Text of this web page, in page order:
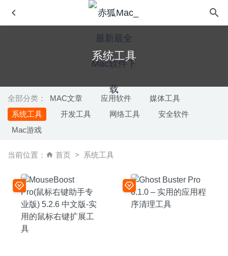
系统工具
全部分类： MAC文章 应用软件
媒体工具
系统工具
开发工具 网络工具
安全软件
Mac游戏
当前位置： 首页 系统工具
Be Focused Pro 2.6 – 任务清单效率管理工具
DoYourData File Eraser Professional 3.9 – 系统垃圾数据
清除助手
2022-03-19
MenuBar Stats 3.9 – Mac系统监控工具 2023-04-11
beaTunes 5.2.10 – 优秀的iTunes音乐管理播放工具 2020-
07-08